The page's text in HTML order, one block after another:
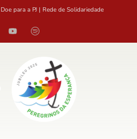
Doe para a PJ | Rede de Solidariedade